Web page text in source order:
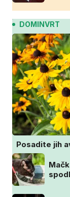
DOMINVRT
Posadite jih